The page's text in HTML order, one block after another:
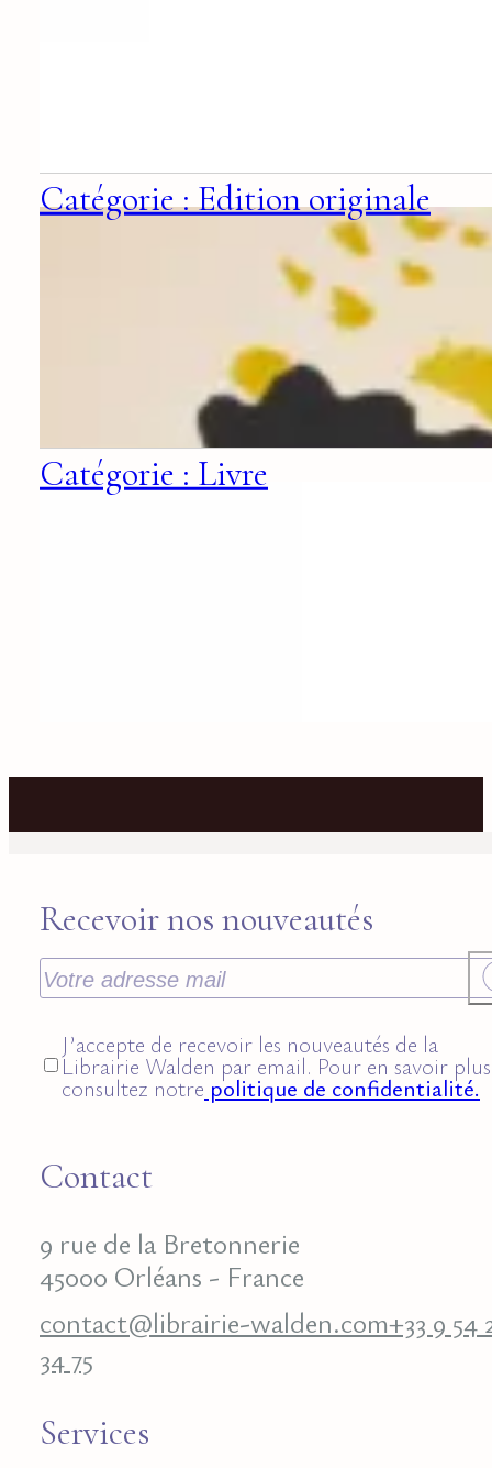
Catégorie : Edition originale
Catégorie : Livre
Recevoir nos nouveautés
J’accepte de recevoir les nouveautés de la
Librairie Walden par email. Pour en savoir
consultez notre politique de confidentialité.
Contact
9 rue de la Bretonnerie
45000 Orléans - France
contact@librairie-walden.com+33 9 54
34 75
Services